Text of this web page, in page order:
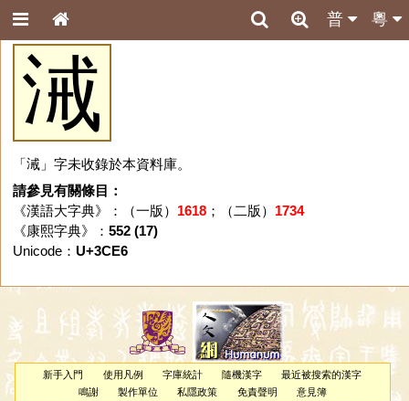
粵
普
㳦
「㳦」字未收錄於本資料庫。
請參見有關條目：
《漢語大字典》：（一版） 1618；（二版） 1734
《康熙字典》： 552 (17)
Unicode： U+3CE6
新手入門 使用凡例 字庫統計 隨機漢字
最近被搜索的漢字
鳴謝
製作單位 私隱政策 免責聲明 意見簿